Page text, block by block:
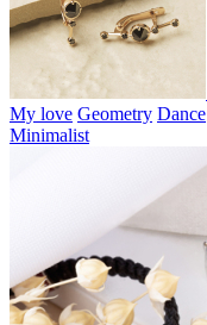
My love Geometry Dance
Minimalist